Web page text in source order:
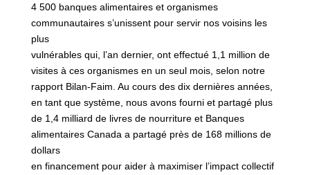
4 500 banques alimentaires et organismes
communautaires s’unissent pour servir nos voisins les
plus
vulnérables qui, l’an dernier, ont effectué 1,1 million de
visites à ces organismes en un seul mois, selon notre
rapport Bilan-Faim. Au cours des dix dernières années,
en tant que système, nous avons fourni et partagé plus
de 1,4 milliard de livres de nourriture et Banques
alimentaires Canada a partagé près de 168 millions de
dollars
en financement pour aider à maximiser l’impact collectif